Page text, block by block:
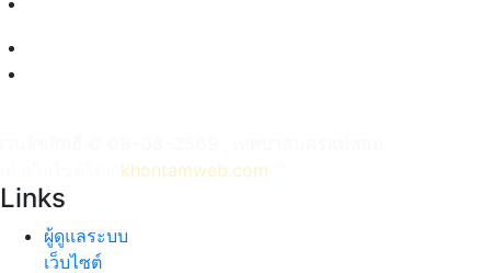
khontamweb.com
Links
ผู้ดูแลระบบ
เว็บไซต์